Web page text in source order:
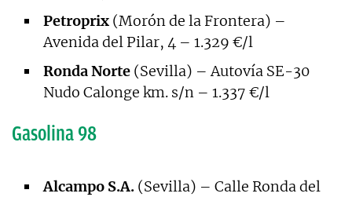
Petroprix (Morón de la Frontera) –
Avenida del Pilar, 4 – 1.329 €/l
Ronda Norte (Sevilla) – Autovía SE-30
Nudo Calonge km. s/n – 1.337 €/l
Gasolina 98
Alcampo S.A. (Sevilla) – Calle Ronda del